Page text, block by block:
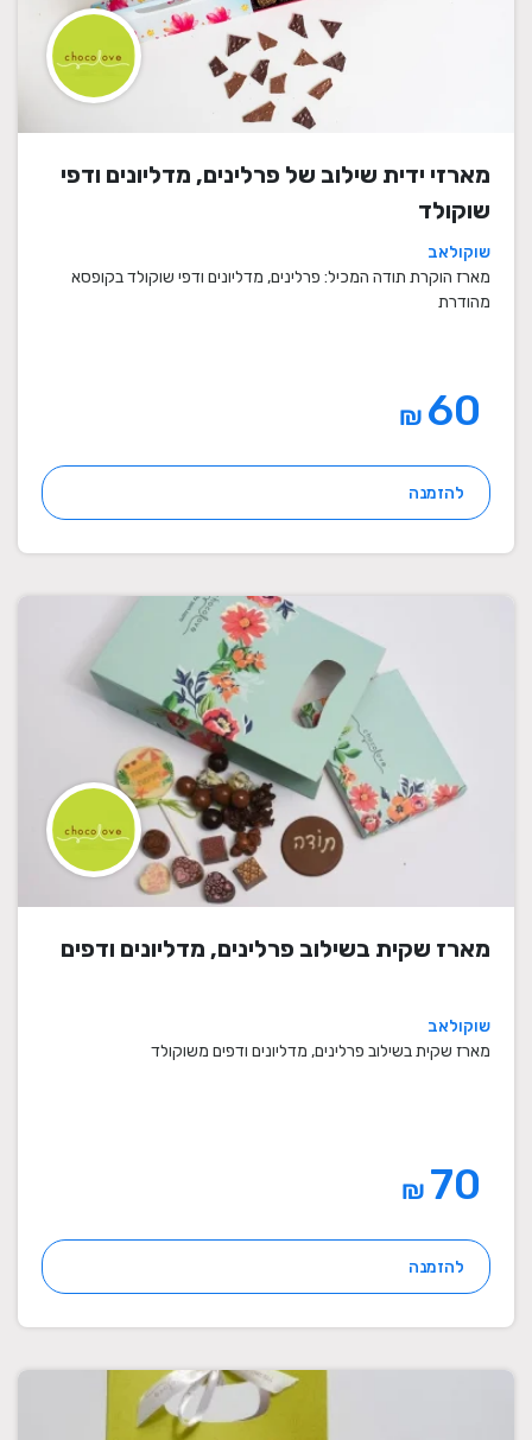
מארזי ידית שילוב של פרלינים, מדליונים ודפי
שוקולד
שוקולאב
מארז הוקרת תודה המכיל: פרלינים, מדליונים ודפי שוקולד בקופסא
מהודרת
₪
להזמנה
מארז שקית בשילוב פרלינים, מדליונים ודפים
שוקולאב
מארז שקית בשילוב פרלינים, מדליונים ודפים משוקולד
₪
להזמנה